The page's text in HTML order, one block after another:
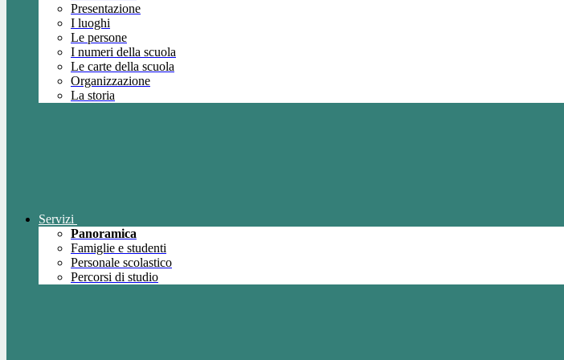
Presentazione
I luoghi
Le persone
I numeri della scuola
Le carte della scuola
Organizzazione
La storia
Servizi
Panoramica
Famiglie e studenti
Personale scolastico
Percorsi di studio